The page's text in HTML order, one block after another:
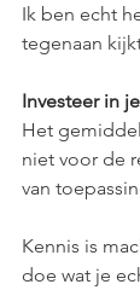
Ik ben echt
tegenaan
Investeer in
Het
niet voor de
van
Kennis is
doe wat je